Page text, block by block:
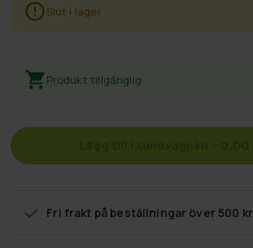
Slut i lager
Produkt tillgänglig
Fri frakt på beställningar över 500 kr